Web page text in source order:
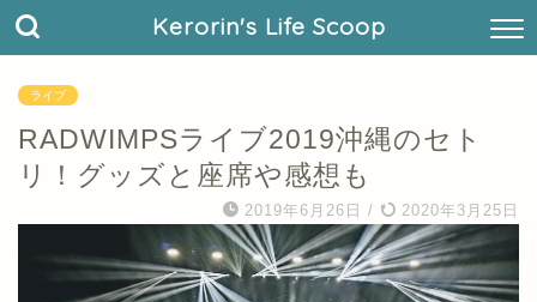
Kerorin's Life Scoop
ライブ
RADWIMPSライブ2019沖縄のセト
リ！グッズと座席や感想も
2019年6月26日 / 2020年3月25日